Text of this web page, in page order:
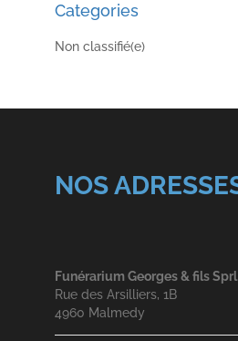
Categories
Non classifié(e)
NOS
Funérarium Georges & fils Sprl
Rue des Arsilliers, 1B
4960 Malmedy